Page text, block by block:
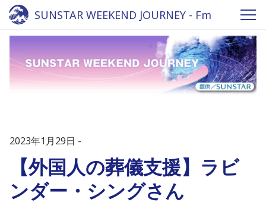
SUNSTAR WEEKEND JOURNEY - Fm
yokohama 84.7
2023年1月29日
【外国人の葬儀支援】ラビ
ンダー・シングさん